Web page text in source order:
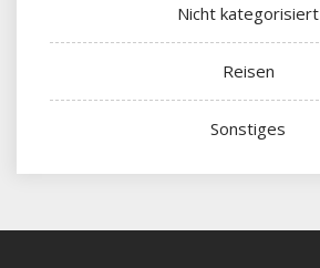
Nicht kategorisiert
Reisen
Sonstiges